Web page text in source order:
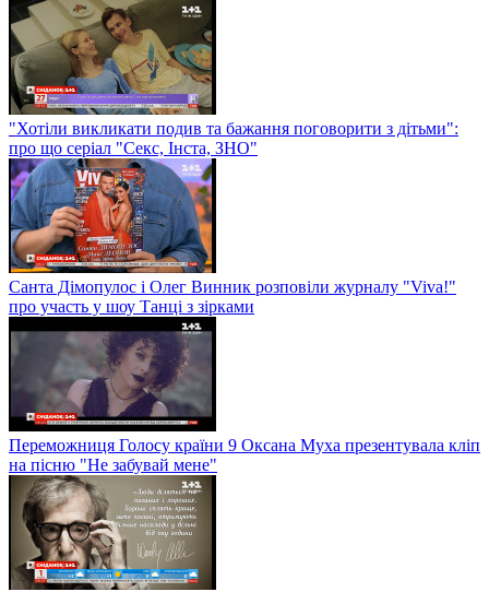
"Хотіли викликати подив та бажання поговорити з дітьми":
про що серіал "Секс, Інста, ЗНО"
Санта Дімопулос і Олег Винник розповіли журналу "Viva!"
про участь у шоу Танці з зірками
Переможниця Голосу країни 9 Оксана Муха презентувала кліп
на пісню "Не забувай мене"